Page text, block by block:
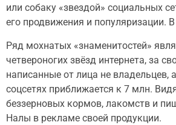
или собаку «звездой» социальных
его продвижения и популяризации.
Ряд мохнатых «знаменитостей»
четвероногих звёзд интернета, за
написанные от лица не владельцев,
соцсетях приближается к 7 млн.
беззерновых кормов, лакомств и
Налы в рекламе своей продукции.